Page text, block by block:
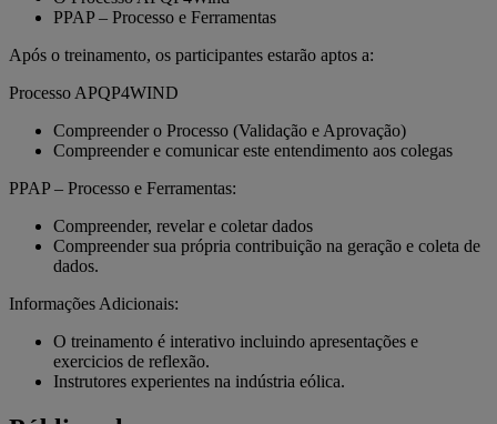
PPAP – Processo e Ferramentas
Após o treinamento, os participantes estarão aptos a:
Processo APQP4WIND
Compreender o Processo (Validação e Aprovação)
Compreender e comunicar este entendimento aos colegas
PPAP – Processo e Ferramentas:
Compreender, revelar e coletar dados
Compreender sua própria contribuição na geração e coleta de
dados.
Informações Adicionais:
O treinamento é interativo incluindo apresentações e
exercicios de reflexão.
Instrutores experientes na indústria eólica.